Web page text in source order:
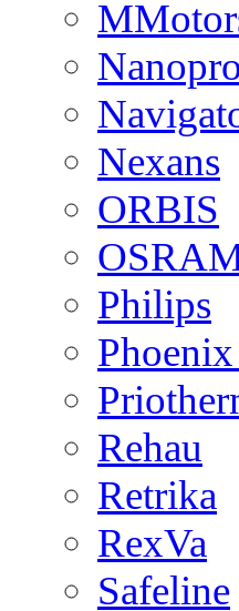
Nexans
ORBIS
Philips
Rehau
Retrika
RexVa
Safeline